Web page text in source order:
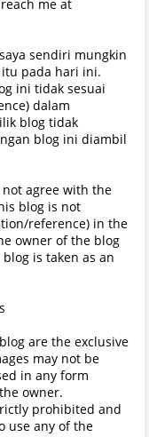
me at
sendiri mungkin
pada hari ini.
ini tidak sesuai
dalam
blog tidak
blog ini diambil
agree with the
blog is not
reference) in the
owner of the blog
is taken as an
are the exclusive
may not be
in any form
owner.
prohibited and
use any of the